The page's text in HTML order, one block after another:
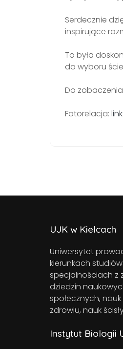
Serdecznie
inspirujące
To była
do wyboru
Do
Fotorelacja: link
UJK w Kielcach
Uniwersytet
kierunkach studiów
specjalnościach z
dziedzin
społecznych,
zdrowiu, nauk
Instytut Biologii